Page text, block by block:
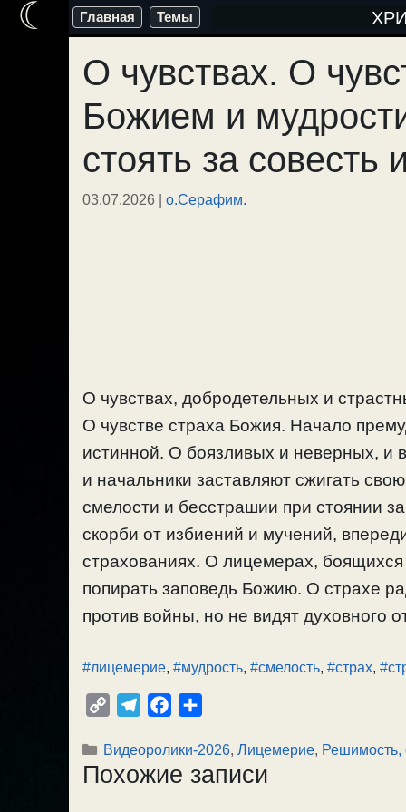
Перейти
содержимому
Главная Темы
О чувствах. О
Божием и
стоять за совесть
03.07.2026 | о.Серафим.
О чувствах, добродетельных и
О чувстве страха Божия. Начало
истинной. О боязливых и неверных, и
и начальники заставляют сжигать
смелости и бесстрашии при стоянии
скорби от избиений и мучений,
страхованиях. О лицемерах,
попирать заповедь Божию. О страхе
против войны, но не видят духовного
#лицемерие, #мудрость, #смелость, #страх,
p
y
l
e
c
e
п
р
Рубрики
Видеоролики-2026, Лицемерие, Решимость,
Похожие записи
☾